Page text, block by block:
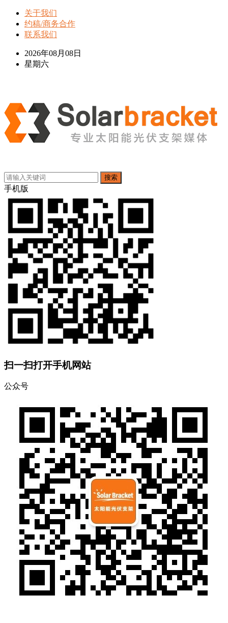
关于我们
约稿/商务合作
联系我们
2026年08月08日
星期六
搜索
手机版
扫一扫打开手机网站
公众号